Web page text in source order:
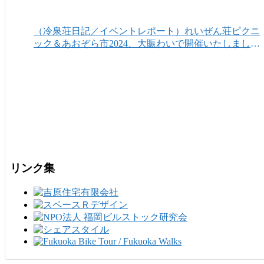
（冷泉荘日記／イベントレポート）れいぜん荘ピクニ
ック＆あおぞら市2024、大賑わいで開催いたしまし
リンク集